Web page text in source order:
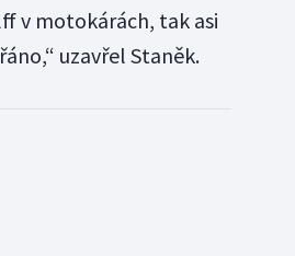
v motokárách, tak asi
uzavřel Staněk.